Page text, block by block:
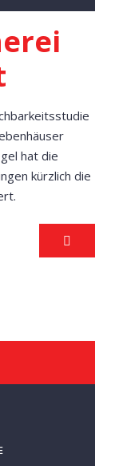
hat die
kürzlich die